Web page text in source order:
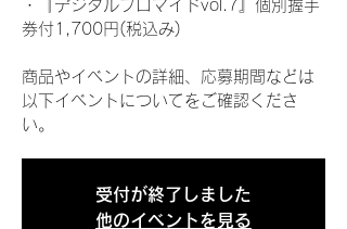
・『デジタルブロマイドvol.7』個別握手
券付1,700円(税込み)
商品やイベントの詳細、応募期間などは
以下イベントについてをご確認くださ
い。
受付が終了しました
他のイベントを見る